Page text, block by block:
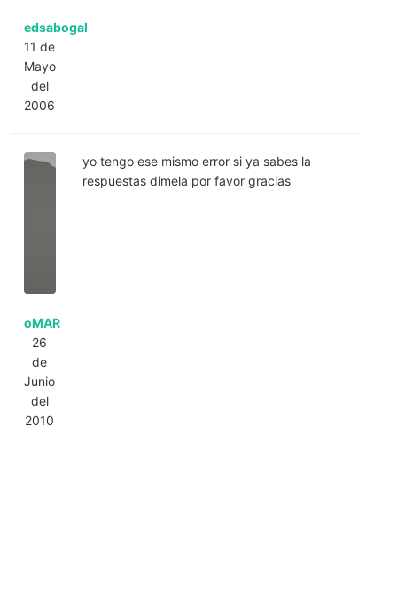
edsabogal
11 de
Mayo
del
2006
oMAR
26
de
Junio
del
2010
yo tengo ese mismo error si ya sabes la
respuestas dimela por favor gracias